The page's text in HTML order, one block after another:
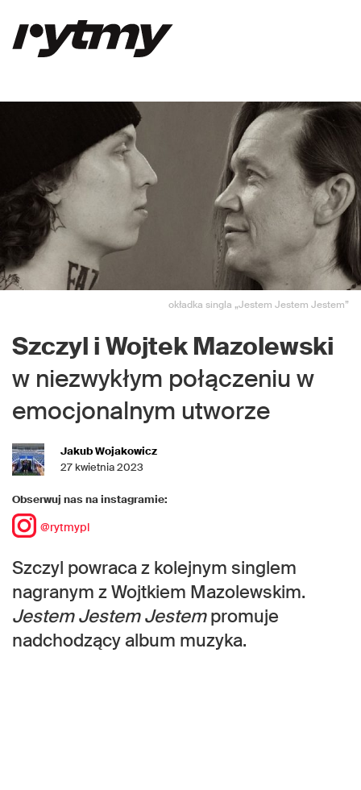
okładka singla „Jestem Jestem Jestem”
Szczyl i Wojtek Mazolewski
w niezwykłym połączeniu w
emocjonalnym utworze
Jakub Wojakowicz
27 kwietnia 2023
Obserwuj nas na instagramie:
@rytmypl
Szczyl powraca z kolejnym singlem
nagranym z Wojtkiem Mazolewskim.
Jestem Jestem Jestempromuje
nadchodzący album muzyka.